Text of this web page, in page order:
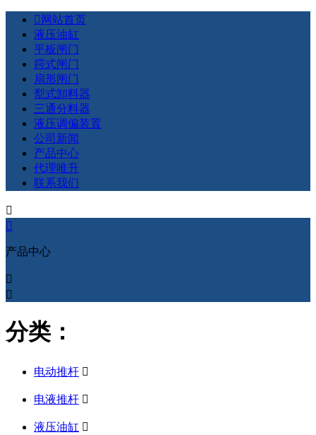
 网站首页
液压油缸
平板闸门
腭式闸门
扇形闸门
犁式卸料器
三通分料器
液压调偏装置
公司新闻
产品中心
代理唯升
联系我们


产品中心


分类：
电动推杆 
电液推杆 
液压油缸 